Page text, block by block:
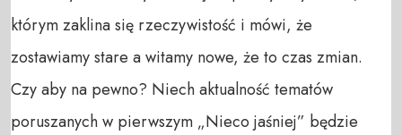
którym zaklina się rzeczywistość i mówi, że
zostawiamy stare a witamy nowe, że to czas zmian.
Czy aby na pewno? Niech aktualność tematów
poruszanych w pierwszym „Nieco jaśniej” będzie